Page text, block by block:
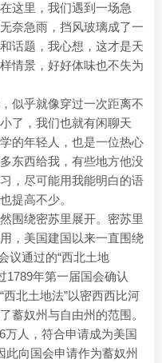
这里，我们遇到一场急
奈急雨，挡风玻璃成了一
话题，我心想，这才是天
情景，好好体味也不失为
似乎就像穿过一次距离不
了，我们也就有闲聊天
的年轻人，也是一位热心
东西给我，有些地方他没
，尽可能用我能明白的语
提高不少。
围绕密苏里展开。密苏里
，美国建国以来一直围绕
议通过的“西北土地
1789年第一届国会确认
北土地法”以密西西比河
蓄奴州与自由州的范围。
万人，符合申请成为美国
向国会申请作为蓄奴州